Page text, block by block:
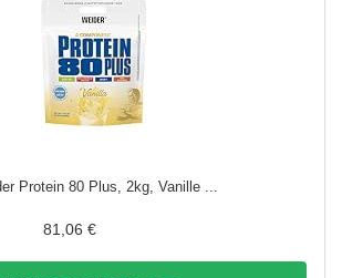
Protein 80 Plus, 2kg, Vanille ...
81,06 €